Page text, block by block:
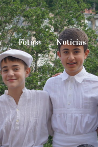
Fotos Noticias